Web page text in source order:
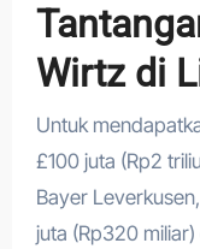
Wirtz di
Untuk
£100 juta (Rp2
Bayer
juta (Rp320